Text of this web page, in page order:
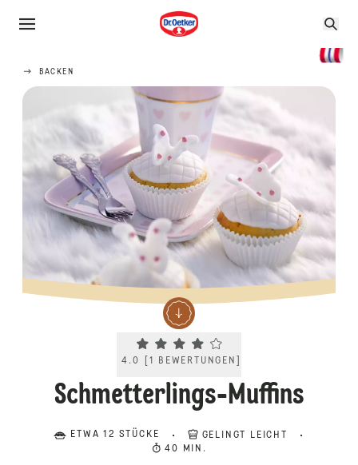
BACKEN
Current rating 4.0. Click to rate.
4.0 1 BEWERTUNGEN
Schmetterlings-Muffins
ETWA 12 STÜCKE
GELINGT LEICHT
40 MIN.